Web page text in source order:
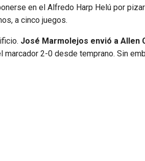
en el Alfredo Harp Helú por
a cinco juegos.
José Marmolejos envió a Allen
marcador 2-0 desde temprano. Sin